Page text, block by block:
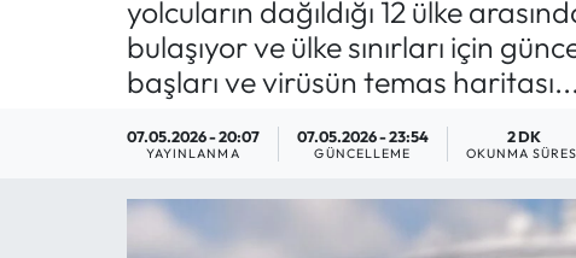
yolcuların dağıldığı 12 ülke
bulaşıyor ve ülke sınırları için
başları ve virüsün temas haritası...
07.05.2026 - 20:07
YAYINLANMA
07.05.2026 - 23:54
GÜNCELLEME
2 DK
OKUNMA
GÜNCEL
Son Dakika Haberleri